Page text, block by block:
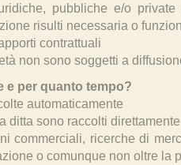
pubbliche e/o
risulti necessaria o
contrattuali
non sono soggetti a
e per quanto tempo?
automaticamente
ditta sono raccolti
commerciali, ricerche di
o comunque non oltre la